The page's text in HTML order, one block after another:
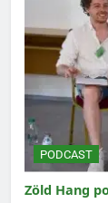
PODCAST
Zöld Hang